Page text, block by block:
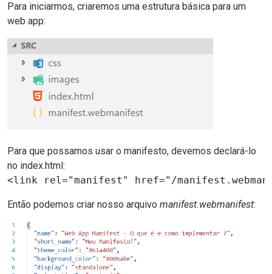
Para iniciarmos, criaremos uma estrutura básica para um
web app:
Para que possamos usar o manifesto, devemos declará-lo
no index.html:
<link rel="manifest" href="/
Então podemos criar nosso arquivo manifest.webmanifest: